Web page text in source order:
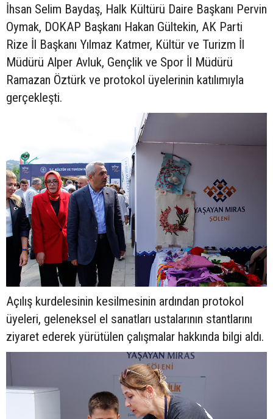
İhsan Selim Baydaş, Halk Kültürü Daire Başkanı Pervin
Oymak, DOKAP Başkanı Hakan Gültekin, AK Parti
Rize İl Başkanı Yılmaz Katmer, Kültür ve Turizm İl
Müdürü Alper Avluk, Gençlik ve Spor İl Müdürü
Ramazan Öztürk ve protokol üyelerinin katılımıyla
gerçekleşti.
Açılış kurdelesinin kesilmesinin ardından protokol
üyeleri, geleneksel el sanatları ustalarının stantlarını
ziyaret ederek yürütülen çalışmalar hakkında bilgi aldı.